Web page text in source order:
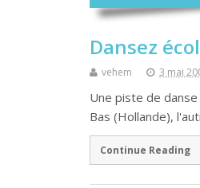
Dansez
vehem 3 mai
Une piste de
Bas (Hollande),
Continue Reading